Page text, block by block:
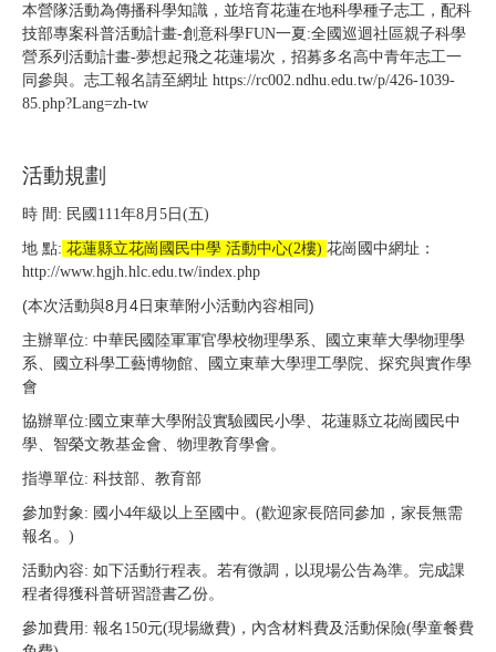
本營隊活動為傳播科學知識，並培育花蓮在地科學種子志工，配科
技部專案科普活動計畫-創意科學FUN一夏:全國巡迴社區親子科學
營系列活動計畫-夢想起飛之花蓮場次，招募多名高中青年志工一
同參與。志工報名請至網址 https://rc002.ndhu.edu.tw/p/426-1039-
85.php?Lang=zh-tw
活動規劃
時 間: 民國111年8月5日(五)
地 點: 花蓮縣立花崗國民中學 活動中心(2樓) 花崗國中網址：
http://www.hgjh.hlc.edu.tw/index.php
(本次活動與8月4日東華附小活動內容相同)
主辦單位: 中華民國陸軍軍官學校物理學系、國立東華大學物理學
系、國立科學工藝博物館、國立東華大學理工學院、探究與實作學
會
協辦單位:國立東華大學附設實驗國民小學、花蓮縣立花崗國民中
學、智榮文教基金會、物理教育學會。
指導單位: 科技部、教育部
參加對象: 國小4年級以上至國中。(歡迎家長陪同參加，家長無需
報名。)
活動內容: 如下活動行程表。若有微調，以現場公告為準。完成課
程者得獲科普研習證書乙份。
參加費用: 報名150元(現場繳費)，內含材料費及活動保險(學童餐費